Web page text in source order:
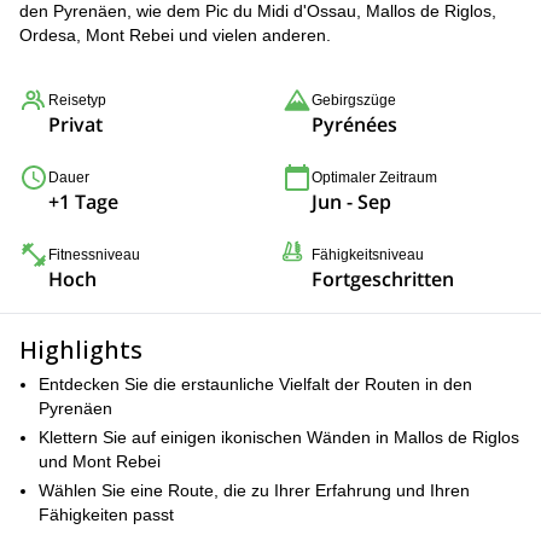
den Pyrenäen, wie dem Pic du Midi d'Ossau, Mallos de Riglos,
Ordesa, Mont Rebei und vielen anderen.
Reisetyp
Privat
Gebirgszüge
Pyrénées
Dauer
+1 Tage
Optimaler Zeitraum
Jun - Sep
Fitnessniveau
Hoch
Fähigkeitsniveau
Fortgeschritten
Highlights
Entdecken Sie die erstaunliche Vielfalt der Routen in den
Pyrenäen
Klettern Sie auf einigen ikonischen Wänden in Mallos de Riglos
und Mont Rebei
Wählen Sie eine Route, die zu Ihrer Erfahrung und Ihren
Fähigkeiten passt